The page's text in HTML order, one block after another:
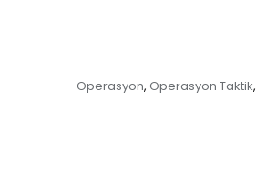
Operasyon, Operasyon Taktik,